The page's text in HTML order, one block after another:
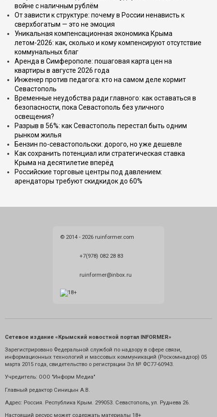
войне с наличным рублём
От зависти к структуре: почему в России ненависть к
сверхбогатым — это не эмоция
Уникальная компенсационная экономика Крыма
летом-2026: как, сколько и кому компенсируют отсутствие
коммунальных благ
Аренда в Симферополе: пошаговая карта цен на
квартиры в августе 2026 года
Инженер против педагога: кто на самом деле кормит
Севастополь
Временные неудобства ради главного: как оставаться в
безопасности, пока Севастополь без уличного
освещения?
Разрыв в 56%: как Севастополь перестал быть одним
рынком жилья
Бензин по-севастопольски: дорого, но уже дешевле
Как сохранить потенциал или стратегическая ставка
Крыма на десятилетие вперёд
Российские торговые центры под давлением:
арендаторы требуют скидкидок до 60%
© 2014 - 2026 ruinformer.com
+7(978) 082 28 83
ruinformer@inbox.ru
Сетевое издание «Крымский новостной портал INFORMER»
Зарегистрировано Федеральной службой по надзору в сфере связи,
информационных технологий и массовых коммуникаций (Роскомнадзор) 05
марта 2015 года, свидетельство о регистрации Эл № ФС77-60943.
Учредитель: ООО "Информ Медиа"
Главный редактор Синицын А.В.
Адрес: Россия. Республика Крым. 299053. Севастополь, ул. Руднева 26.
Настоящий ресурс может содержать материалы 18+